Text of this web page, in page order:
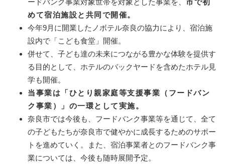
ードバンク事業対象世帯を対象とした事業を、 市で初
めて宿泊施設と共同で開催。
今年9月に開業したノボテル奈良の協力により、宿泊施
設内で「こども食堂」開催。
併せて、子ども達の未来につながる豊かな体験を提供す
る目的として、ホテルのバックヤードを含めたホテル見
学も開催。
当事業は「ひとり親家庭等支援事業（フードバン
ク事業）」の一環として実施。
奈良市では今後も、フードバンク事業等を通じて、全て
の子どもたちが奈良市で健やかに成長するためのサポー
トを進めていく。また、宿泊事業者とのフードバンク事
業については、今後も随時展開予定。